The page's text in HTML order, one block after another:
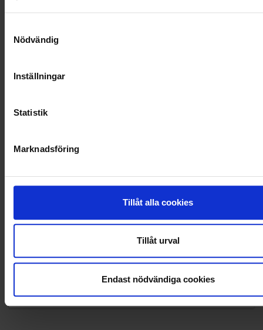
Nödvändig
Inställningar
Statistik
Marknadsföring
Tillåt alla cookies
Tillåt urval
Endast nödvändiga cookies
KUNDTJÄNST